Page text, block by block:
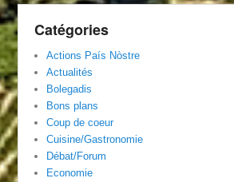
Catégories
Actions País Nòstre
Actualités
Bolegadis
Bons plans
Coup de coeur
Cuisine/Gastronomie
Débat/Forum
Economie